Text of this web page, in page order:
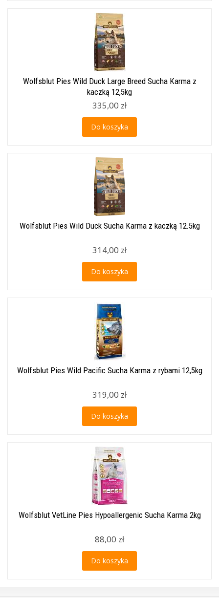
Wolfsblut Pies Wild Duck Large Breed Sucha Karma z
kaczką 12,5kg
335,00 zł
Do koszyka
Wolfsblut Pies Wild Duck Sucha Karma z kaczką 12.5kg
314,00 zł
Do koszyka
Wolfsblut Pies Wild Pacific Sucha Karma z rybami 12,5kg
319,00 zł
Do koszyka
Wolfsblut VetLine Pies Hypoallergenic Sucha Karma 2kg
88,00 zł
Do koszyka